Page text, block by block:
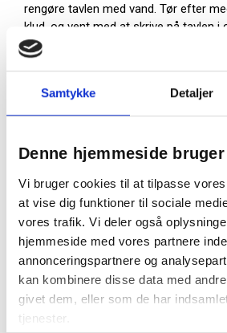
Samtykke Detaljer
Denne hjemmeside
Vi bruger cookies til at tilpasse
at vise dig funktioner til sociale
vores trafik. Vi deler også
hjemmeside med vores partnere
annonceringspartnere og
kan kombinere disse data med
givet dem, eller som de har
tjenester.
rengøre tavlen med vand. Tør efter
klud, og vent med at skrive på tavlen i
indtil tavlen er helt tør. Den mindste
tavlen ikke fungerer optimalt.
Denne glastavle er designet af
Format glastavle (BxH): 150 x
Format inkl. ramme (BxH):
Dybde fra væg: 32 mm
Beslag til vægmontering
Magnetisk overflade - bemærk
bruge ekstra stærke magneter
Ramme i massiv egetræ
Farve: Bronze 740 Sunny
Bemærk: Farven er kun vejledende
afhængig af din skærms formåen.